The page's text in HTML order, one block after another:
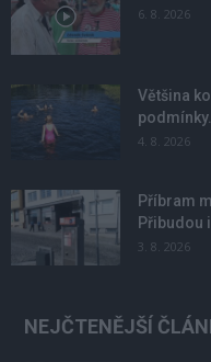
6. 8. 2026
Většina
4. 8. 2026
Příbram
Přibudou
3. 8. 2026
NEJČTENĚJŠÍ